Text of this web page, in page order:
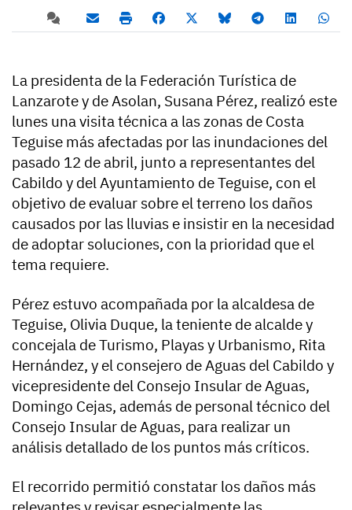
La presidenta de la Federación Turística de
Lanzarote y de Asolan, Susana Pérez, realizó este
lunes una visita técnica a las zonas de Costa
Teguise más afectadas por las inundaciones del
pasado 12 de abril, junto a representantes del
Cabildo y del Ayuntamiento de Teguise, con el
objetivo de evaluar sobre el terreno los daños
causados por las lluvias e insistir en la necesidad
de adoptar soluciones, con la prioridad que el
tema requiere.
Pérez estuvo acompañada por la alcaldesa de
Teguise, Olivia Duque, la teniente de alcalde y
concejala de Turismo, Playas y Urbanismo, Rita
Hernández, y el consejero de Aguas del Cabildo y
vicepresidente del Consejo Insular de Aguas,
Domingo Cejas, además de personal técnico del
Consejo Insular de Aguas, para realizar un
análisis detallado de los puntos más críticos.
El recorrido permitió constatar los daños más